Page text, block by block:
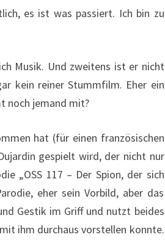
es ist was passiert. Ich bin zu
Musik. Und zweitens ist er nicht
kein reiner Stummfilm. Eher ein
noch jemand mit?
hat (für einen französischen
gespielt wird, der nicht nur
„OSS 117 – Der Spion, der sich
eher sein Vorbild, aber das
Gestik im Griff und nutzt beides
ihm durchaus vorstellen konnte.